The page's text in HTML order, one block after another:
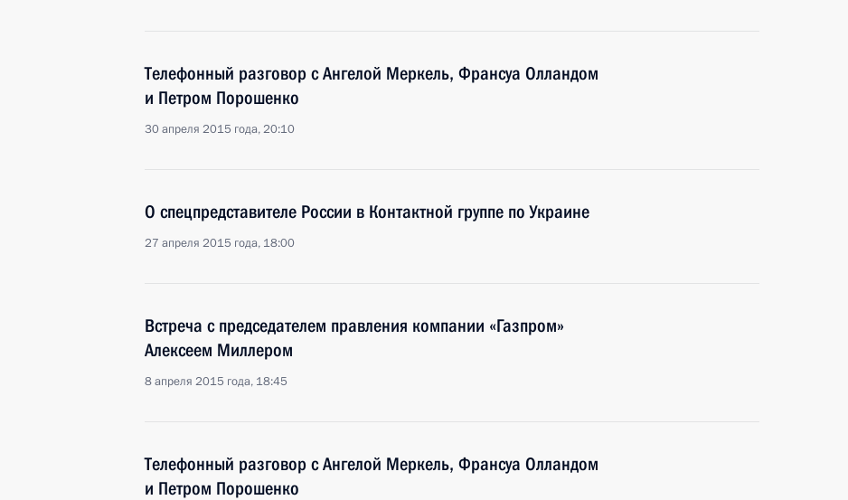
Телефонный разговор с Ангелой Меркель, Франсуа Олландом
и Петром Порошенко
30 апреля 2015 года, 20:10
О спецпредставителе России в Контактной группе по Украине
27 апреля 2015 года, 18:00
Встреча с председателем правления компании «Газпром»
Алексеем Миллером
8 апреля 2015 года, 18:45
Телефонный разговор с Ангелой Меркель, Франсуа Олландом
и Петром Порошенко